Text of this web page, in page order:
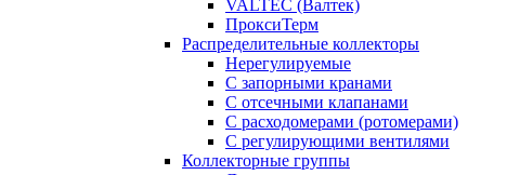
VALTEC (Валтек)
ПроксиТерм
Распределительные коллекторы
Нерегулируемые
С запорными кранами
С отсечными клапанами
С расходомерами (ротомерами)
С регулирующими вентилями
Коллекторные группы